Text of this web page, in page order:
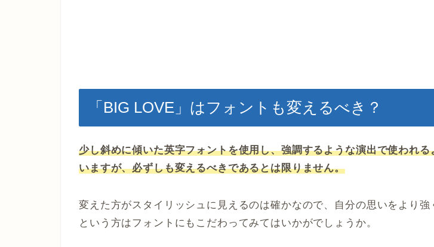
「BIG LOVE」はフォントも変えるべき？
少し斜めに傾いた英字フォントを使用し、強調するような演出で使われる
いますが、必ずしも変えるべきであるとは限りません。
変えた方がスタイリッシュに見えるのは確かなので、自分の思いをより強
という方はフォントにもこだわってみてはいかがでしょうか。